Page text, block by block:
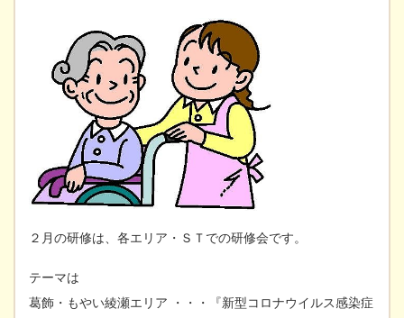
２月の研修は、各エリア・ＳＴでの研修会です。
テーマは
葛飾・もやい綾瀬エリア ・・・『新型コロナウイルス感染症